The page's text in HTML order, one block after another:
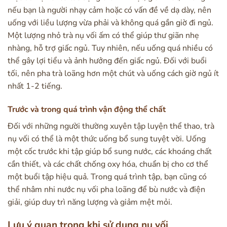
nếu bạn là người nhạy cảm hoặc có vấn đề về dạ dày, nên
uống với liều lượng vừa phải và không quá gần giờ đi ngủ.
Một lượng nhỏ trà nụ vối ấm có thể giúp thư giãn nhẹ
nhàng, hỗ trợ giấc ngủ. Tuy nhiên, nếu uống quá nhiều có
thể gây lợi tiểu và ảnh hưởng đến giấc ngủ. Đối với buổi
tối, nên pha trà loãng hơn một chút và uống cách giờ ngủ ít
nhất 1-2 tiếng.
Trước và trong quá trình vận động thể chất
Đối với những người thường xuyên tập luyện thể thao, trà
nụ vối có thể là một thức uống bổ sung tuyệt vời. Uống
một cốc trước khi tập giúp bổ sung nước, các khoáng chất
cần thiết, và các chất chống oxy hóa, chuẩn bị cho cơ thể
một buổi tập hiệu quả. Trong quá trình tập, bạn cũng có
thể nhâm nhi nước nụ vối pha loãng để bù nước và điện
giải, giúp duy trì năng lượng và giảm mệt mỏi.